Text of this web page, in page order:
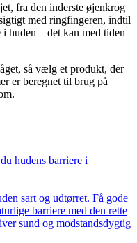
fra den inderste øjenkrog
med ringfingeren, indtil
huden – det kan med tiden
så vælg et produkt, der
er beregnet til brug på
hudens barriere i
sart og udtørret. Få gode
barriere med den rette
sund og modstandsdygtig